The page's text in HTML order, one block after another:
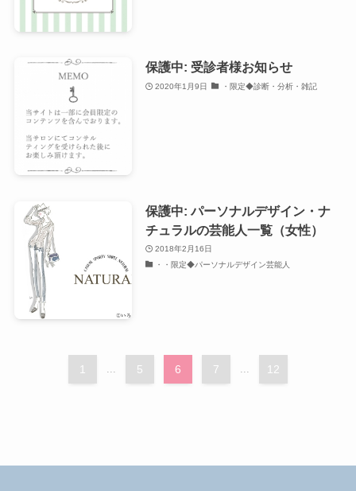
保護中: 受診者様お知らせ
2020年1月9日 ・限定◆診断・分析・雑記
保護中: パーソナルデザイン・ナ
チュラルの芸能人一覧（女性）
2018年2月16日
・・限定◆パーソナルデザイン芸能人
1 ... 5 6 7 ... 12